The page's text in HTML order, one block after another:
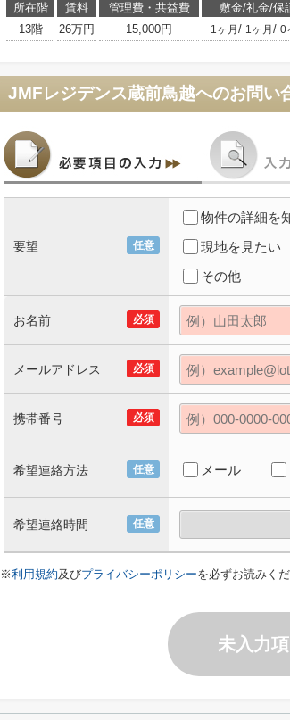
所在階 賃料 管理費・共益費 敷金/礼金/保
13階
26万円 15,000円 1ヶ月 / 1ヶ月 / 0
JMFレジデンス蔵前鳥越へのお問い
任意
要望
物件の詳細を
現地を見たい
その他
必須
お名前
必須
メールアドレス
必須
携帯番号
任意
希望連絡方法 メール
任意
希望連絡時間
※利用規約及びプライバシーポリシーを必ずお読みく
未入力